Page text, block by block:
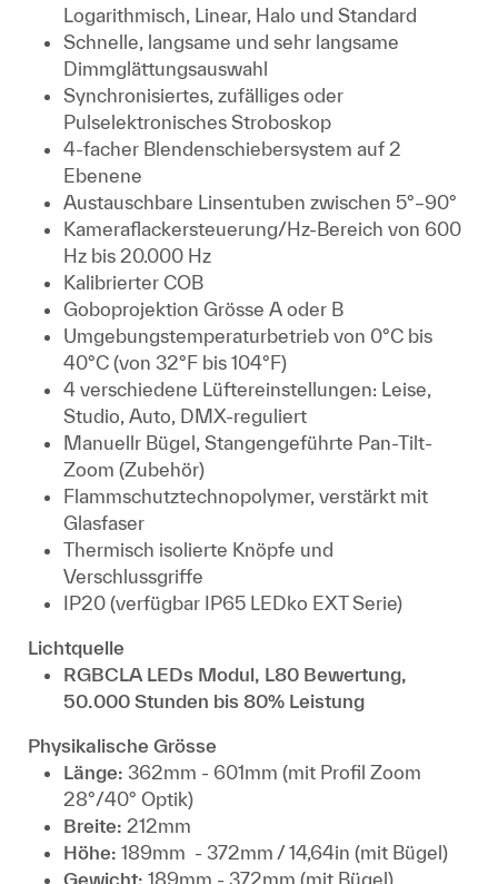
Logarithmisch, Linear, Halo und Standard
Schnelle, langsame und sehr langsame
Dimmglättungsauswahl
Synchronisiertes, zufälliges oder
Pulselektronisches Stroboskop
4-facher Blendenschiebersystem auf 2
Ebenene
Austauschbare Linsentuben zwischen 5°–90°
Kameraflackersteuerung/Hz-Bereich von 600
Hz bis 20.000 Hz
Kalibrierter COB
Goboprojektion Grösse A oder B
Umgebungstemperaturbetrieb von 0°C bis
40°C (von 32°F bis 104°F)
4 verschiedene Lüftereinstellungen: Leise,
Studio, Auto, DMX-reguliert
Manuellr Bügel, Stangengeführte Pan-Tilt-
Zoom (Zubehör)
Flammschutztechnopolymer, verstärkt mit
Glasfaser
Thermisch isolierte Knöpfe und
Verschlussgriffe
IP20 (verfügbar IP65 LEDko EXT Serie)
Lichtquelle
RGBCLA LEDs Modul, L80 Bewertung,
50.000 Stunden bis 80% Leistung
Physikalische Grösse
Länge: 362mm - 601mm (mit Profil Zoom
28°/40° Optik)
Breite: 212mm
Höhe: 189mm - 372mm / 14,64in (mit Bügel)
Gewicht: 189mm - 372mm (mit Bügel)